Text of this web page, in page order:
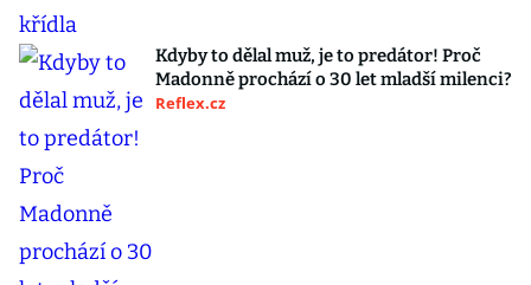
Kdyby to dělal muž, je to predátor! Proč
Madonně prochází o 30 let mladší milenci?
Reflex.cz